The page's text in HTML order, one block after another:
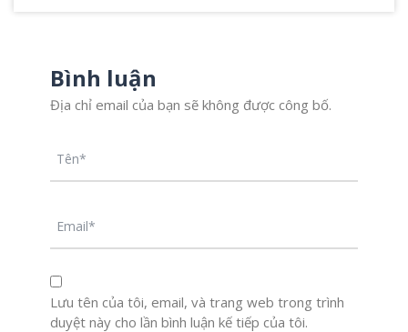
Bình luận
Địa chỉ email của bạn sẽ không được công bố.
Lưu tên của tôi, email, và trang web trong trình
duyệt này cho lần bình luận kế tiếp của tôi.